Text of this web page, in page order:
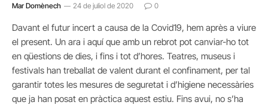
Mar Domènech 24 de juliol de 2020 0
Davant el futur incert a causa de la Covid19, hem après a viure
el present. Un ara i aquí que amb un rebrot pot canviar-ho tot
en qüestions de dies, i fins i tot d’hores. Teatres, museus i
festivals han treballat de valent durant el confinament, per tal
garantir totes les mesures de seguretat i d’higiene necessàries
que ja han posat en pràctica aquest estiu. Fins avui, no s’ha